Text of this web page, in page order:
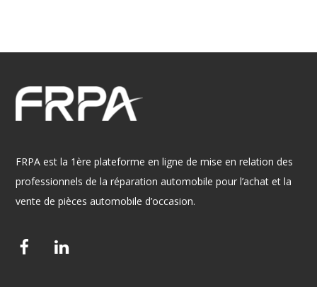
FRPA est la 1ère plateforme en ligne de mise en relation des
professionnels de la réparation automobile pour l’achat et la
vente de pièces automobile d’occasion.
F
L